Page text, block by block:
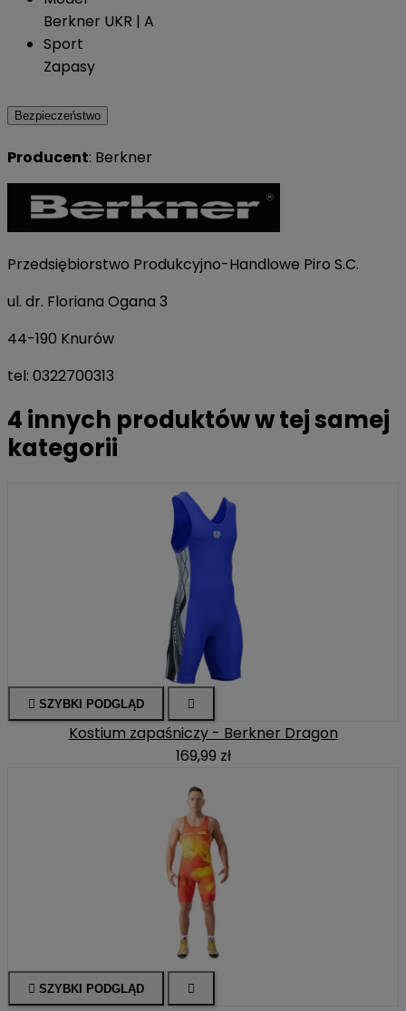
Berkner UKR | A
Sport
Zapasy
Bezpieczeństwo
Producent: Berkner
Przedsiębiorstwo Produkcyjno-Handlowe Piro S.C.
ul. dr. Floriana Ogana 3
44-190 Knurów
tel: 0322700313
4 innych produktów w tej samej
kategorii
 SZYBKI PODGLĄD 
Kostium zapaśniczy - Berkner Dragon
169,99 zł
 SZYBKI PODGLĄD 